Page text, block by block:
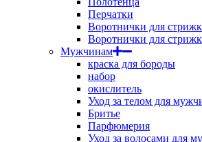
Перчатки
Воротнички для
Воротнички для
Мужчинам
краска для бороды
набор
окислитель
Уход за телом для
Бритье
Парфюмерия
Уход за волосами для